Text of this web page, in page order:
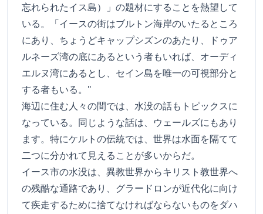
忘れられたイス島）」の題材にすることを熱望して
いる。「イースの街はブルトン海岸のいたるところ
にあり、ちょうどキャップシズンのあたり、ドゥア
ルネーズ湾の底にあるという者もいれば、オーディ
エルヌ湾にあるとし、セイン島を唯一の可視部分と
する者もいる。"
海辺に住む人々の間では、水没の話もトピックスに
なっている。同じような話は、ウェールズにもあり
ます。特にケルトの伝統では、世界は水面を隔てて
二つに分かれて見えることが多いからだ。
イース市の水没は、異教世界からキリスト教世界へ
の残酷な通路であり、グラードロンが近代化に向け
て疾走するために捨てなければならないものをダハ